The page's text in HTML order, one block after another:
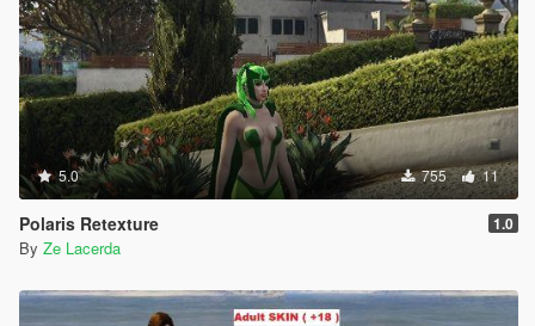
5.0 755 11
Polaris Retexture 1.0
By Ze Lacerda